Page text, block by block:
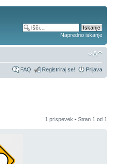
Napredno iskanje
FAQ Registriraj se! Prijava
1 prispevek • Stran 1 od 1